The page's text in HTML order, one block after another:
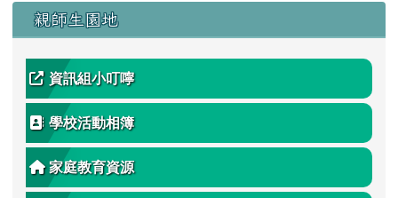
親師生園地
資訊組小叮嚀
學校活動相簿
家庭教育資源